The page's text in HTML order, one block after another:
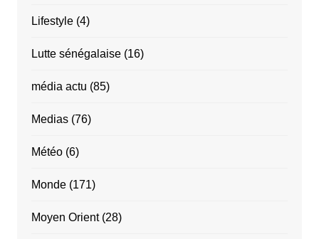
Lifestyle(4)
Lutte sénégalaise(16)
média actu (85)
Medias(76)
Météo(6)
Monde(171)
Moyen Orient(28)